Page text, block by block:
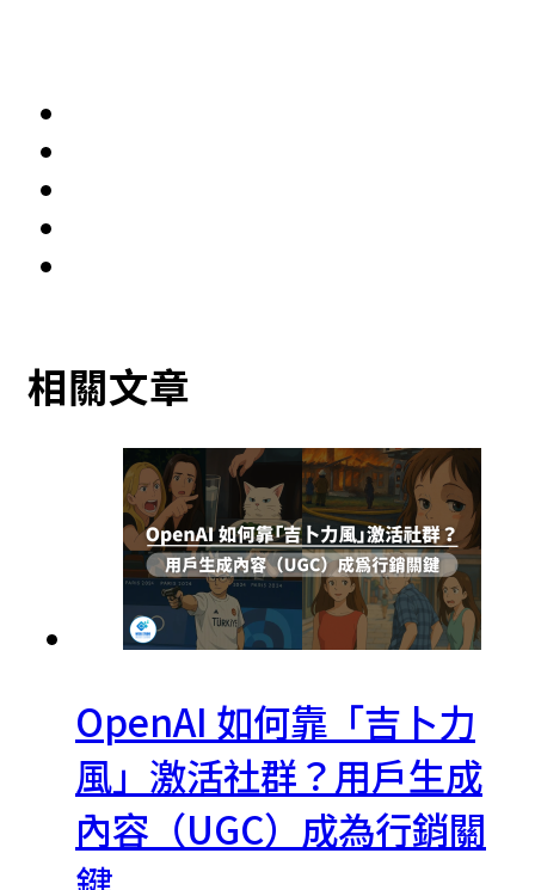
相關文章
OpenAI 如何靠「吉卜力
風」激活社群？用戶生成
內容（UGC）成為行銷關